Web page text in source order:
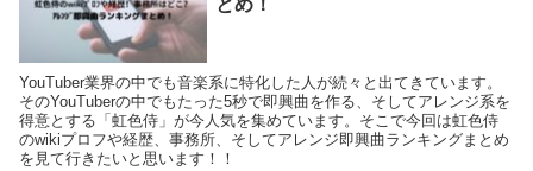
とめ！
YouTuber業界の中でも音楽系に特化した人が続々と出てきています。
そのYouTuberの中でもたった5秒で即興曲を作る、そしてアレンジ系を
得意とする「虹色侍」が今人気を集めています。そこで今回は虹色侍
のwikiプロフや経歴、事務所、そしてアレンジ即興曲ランキングまとめ
を見て行きたいと思います！！